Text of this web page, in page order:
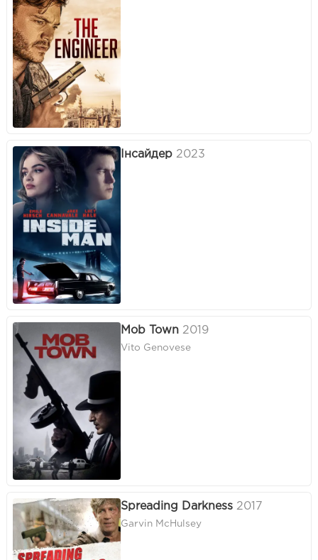
Інсайдер 2023
Mob Town 2019
Vito Genovese
Spreading Darkness 2017
Garvin McHulsey